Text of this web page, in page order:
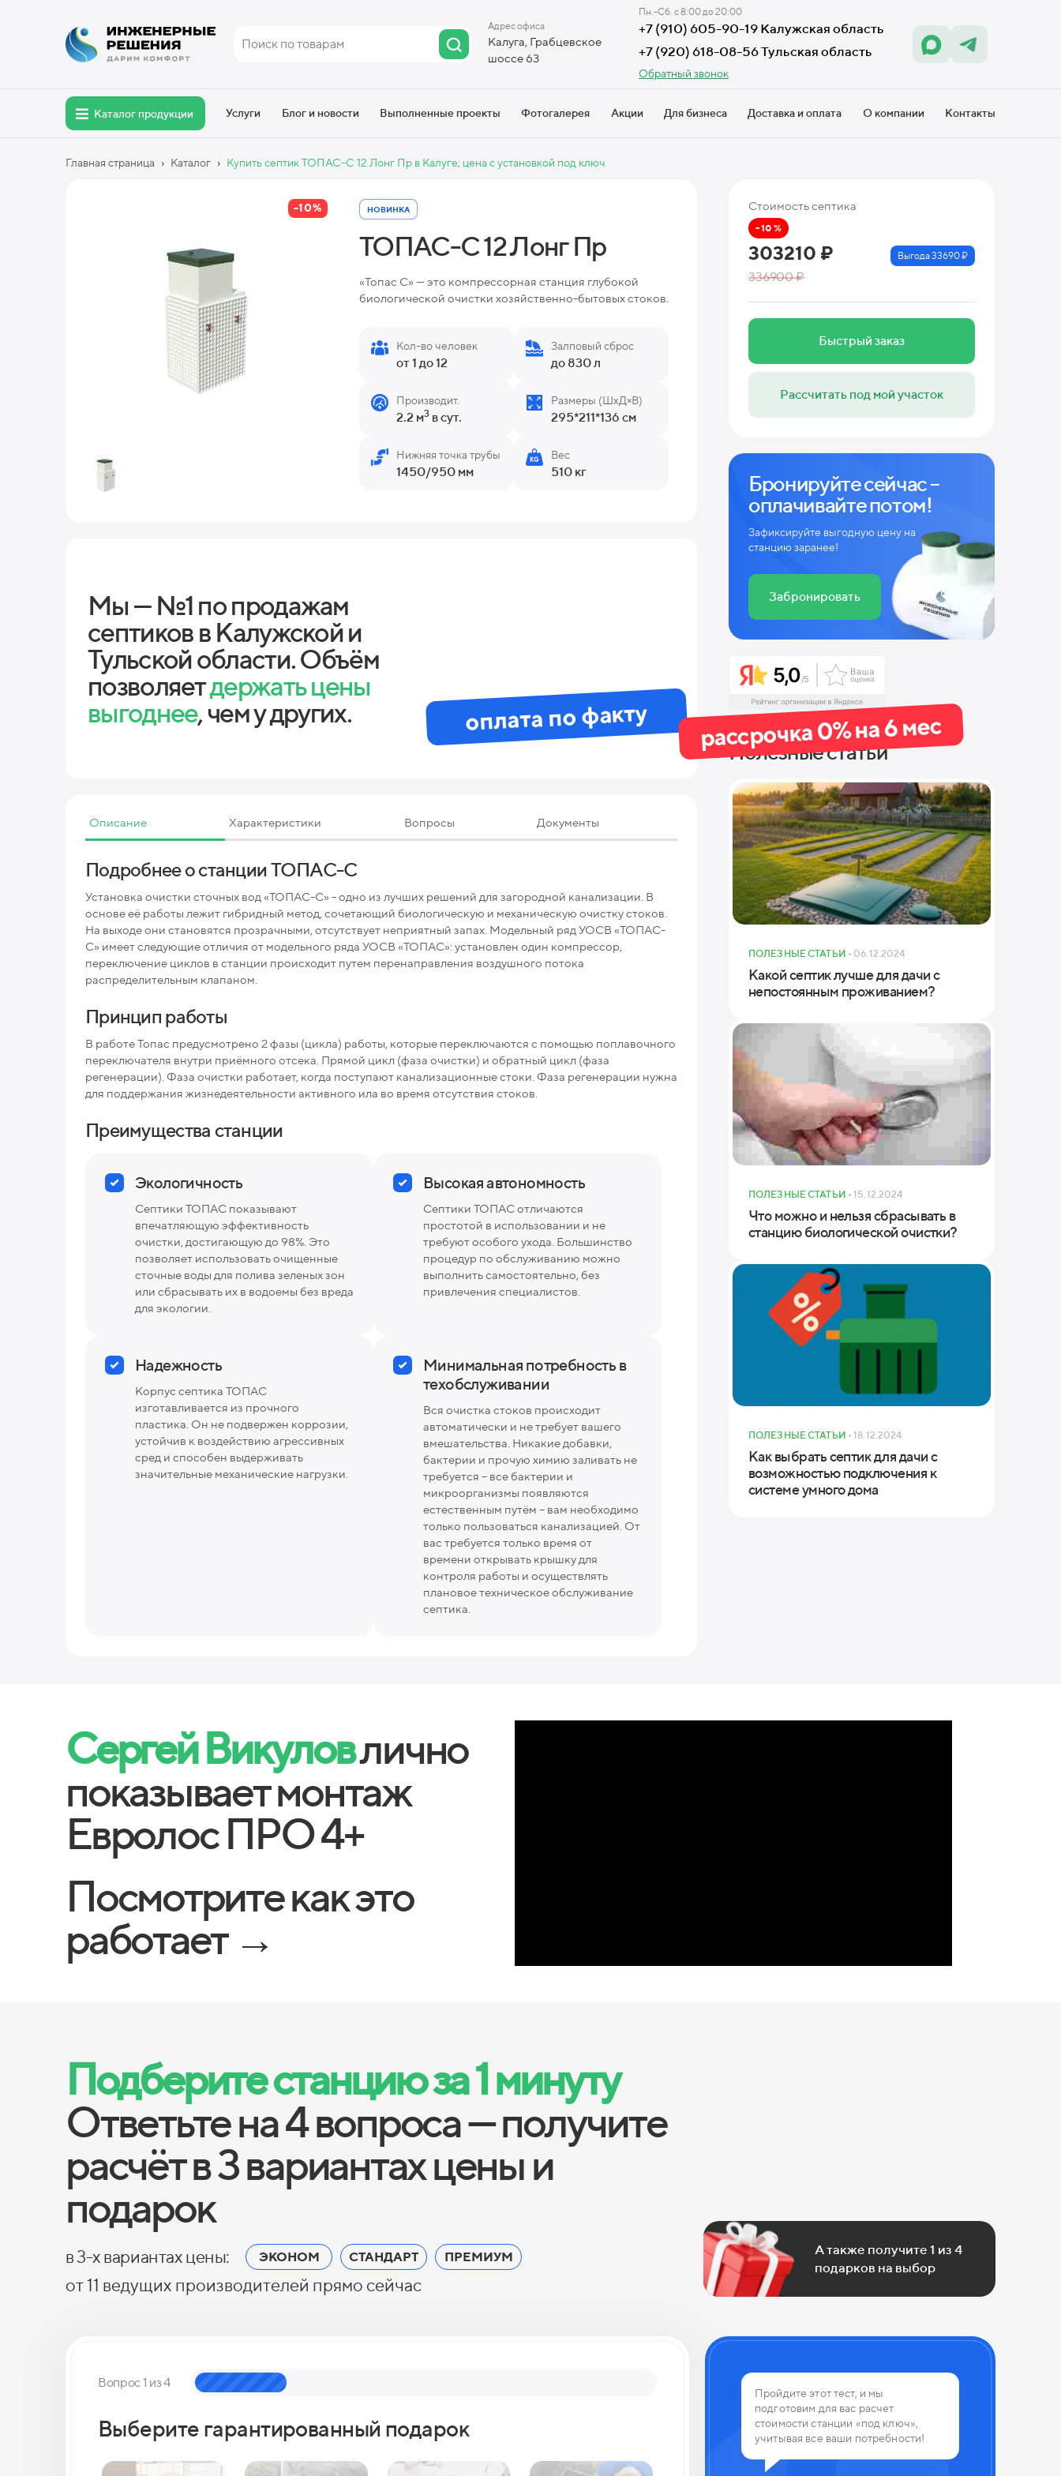
Адрес офиса
Калуга, Грабцевское
шоссе 63
Пн.-Сб. с 8:00 до 20:00
+7 (910) 605-90-19 Калужская область
+7 (920) 618-08-56 Тульская область
Обратный звонок
Каталог продукции Услуги Блог и новости Выполненные проекты Фотогалерея Акции Для бизнеса Доставка и оплата О компании Контакты
Главная страница › Каталог › Купить септик ТОПАС-С 12 Лонг Пр в Калуге; цена с установкой под ключ
-10% НОВИНКА
ТОПАС-С 12 Лонг Пр
«Топас С» — это компрессорная станция глубокой
биологической очистки хозяйственно-бытовых стоков.
Кол-во человек
от 1 до 12
Залповый сброс
до 830 л
Производит.
2.2 м3 в сут.
Размеры (ШхД×В)
295*211*136 см
Нижняя точка трубы
1450/950 мм
Вес
510 кг
Мы — №1 по продажам
септиков в Калужской и
Тульской области. Объём
позволяетдержать цены
выгоднее, чем у других. оплата по факту рассрочка 0% на 6 мес
Описание Характеристики Вопросы Документы
Подробнее о станции ТОПАС-С
Установка очистки сточных вод «ТОПАС-С» - одно из лучших решений для загородной канализации. В
основе её работы лежит гибридный метод, сочетающий биологическую и механическую очистку стоков.
На выходе они становятся прозрачными, отсутствует неприятный запах. Модельный ряд УОСВ «ТОПАС-
С» имеет следующие отличия от модельного ряда УОСВ «ТОПАС»: установлен один компрессор,
переключение циклов в станции происходит путем перенаправления воздушного потока
распределительным клапаном.
Принцип работы
В работе Топас предусмотрено 2 фазы (цикла) работы, которые переключаются с помощью поплавочного
переключателя внутри приёмного отсека. Прямой цикл (фаза очистки) и обратный цикл (фаза
регенерации). Фаза очистки работает, когда поступают канализационные стоки. Фаза регенерации нужна
для поддержания жизнедеятельности активного ила во время отсутствия стоков.
Преимущества станции
Экологичность
Септики ТОПАС показывают
впечатляющую эффективность
очистки, достигающую до 98%. Это
позволяет использовать очищенные
сточные воды для полива зеленых зон
или сбрасывать их в водоемы без вреда
для экологии.
Высокая автономность
Септики ТОПАС отличаются
простотой в использовании и не
требуют особого ухода. Большинство
процедур по обслуживанию можно
выполнить самостоятельно, без
привлечения специалистов.
Надежность
Корпус септика ТОПАС
изготавливается из прочного
пластика. Он не подвержен коррозии,
устойчив к воздействию агрессивных
сред и способен выдерживать
значительные механические нагрузки.
Минимальная потребность в
техобслуживании
Вся очистка стоков происходит
автоматически и не требует вашего
вмешательства. Никакие добавки,
бактерии и прочую химию заливать не
требуется – все бактерии и
микроорганизмы появляются
естественным путём – вам необходимо
только пользоваться канализацией. От
вас требуется только время от
времени открывать крышку для
контроля работы и осуществлять
плановое техническое обслуживание
септика.
Технические характеристики ТОПАС-С
Максимальное число проживающих
Производи­тельность
Стоимость септика
- 10 %
Выгода 33690 ₽
303210 ₽
336900 ₽
Быстрый заказ
Рассчитать под мой участок
Бронируйте сейчас –
оплачивайте потом!
Зафиксируйте выгодную цену на
станцию заранее!
Забронировать
Полезные статьи
ПОЛЕЗНЫЕ СТАТЬИ • 06.12.2024
Какой септик лучше для дачи с
непостоянным проживанием?
ПОЛЕЗНЫЕ СТАТЬИ • 15.12.2024
Что можно и нельзя сбрасывать в
станцию биологической очистки?
ПОЛЕЗНЫЕ СТАТЬИ • 18.12.2024
Как выбрать септик для дачи с
возможностью подключения к
системе умного дома
Сергей Викуловлично
показывает монтаж
Евролос ПРО 4+
Посмотрите как это
работает →
Подберите станцию за 1 минуту
Ответьте на 4 вопроса — получите
расчёт в 3 вариантах цены и
подарок
в 3-х вариантах цены: ЭКОНОМ СТАНДАРТ ПРЕМИУМ
от 11 ведущих производителей прямо сейчас
А также получите 1 из 4
подарков на выбор
Вопрос 1 из 4
Выберите гарантированный подарок Как планируете использовать
Пройдите этот тест, и мы
подготовим для вас расчет
стоимости станции «под ключ»,
учитывая все ваши потребности!